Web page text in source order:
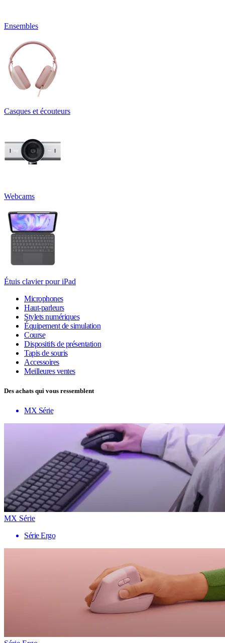
Ensembles
Casques et écouteurs
Webcams
Étuis clavier pour iPad
Microphones
Haut-parleurs
Stylets numériques
Équipement de simulation
Course
Dispositifs de présentation
Tapis de souris
Accessoires
Meilleures ventes
Des achats qui vous ressemblent
MX Série
MX Série
Série Ergo